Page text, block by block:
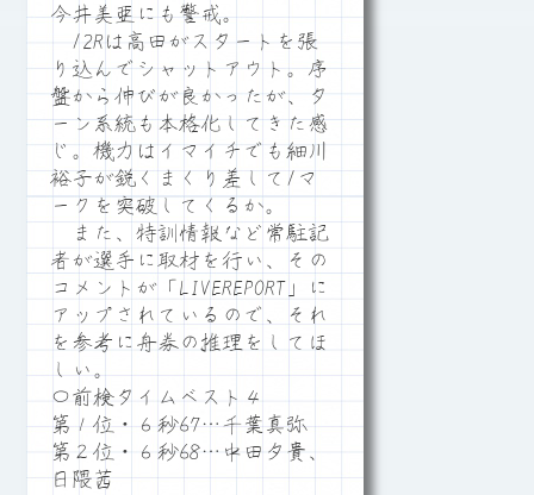
今井美亜にも警戒。
12Rは高田がスタートを張
り込んでシャットアウト。序
盤から伸びが良かったが、タ
ーン系統も本格化してきた感
じ。機力はイマイチでも細川
裕子が鋭くまくり差して1マ
ークを突破してくるか。
また、特訓情報など常駐記
者が選手に取材を行い、その
コメントが「LIVEREPORT」に
アップされているので、それ
を参考に舟券の推理をしてほ
しい。
〇前検タイムベスト４
第１位・６秒67…千葉真弥
第２位・６秒68…中田夕貴、
日隈茜